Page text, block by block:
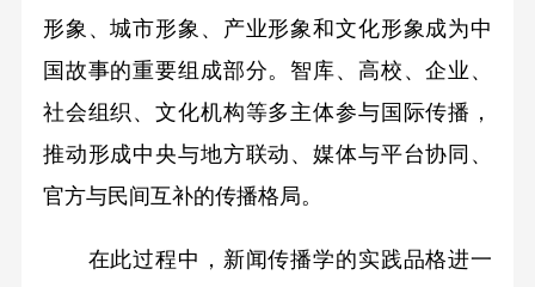
形象、城市形象、产业形象和文化形象成为中
国故事的重要组成部分。智库、高校、企业、
社会组织、文化机构等多主体参与国际传播，
推动形成中央与地方联动、媒体与平台协同、
官方与民间互补的传播格局。
在此过程中，新闻传播学的实践品格进一